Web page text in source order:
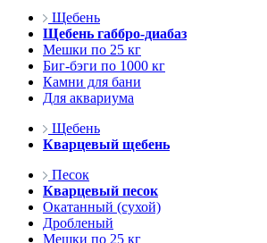
Щебень
Щебень габбро-диабаз
Мешки по 25 кг
Биг-бэги по 1000 кг
Камни для бани
Для аквариума
Щебень
Кварцевый щебень
Песок
Кварцевый песок
Окатанный (сухой)
Дробленый
Мешки по 25 кг